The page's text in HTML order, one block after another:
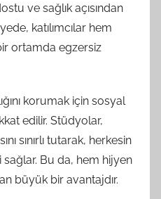
ve sağlık açısından
katılımcılar hem
ortamda egzersiz
korumak için sosyal
edilir. Stüdyolar,
sınırlı tutarak, herkesin
Bu da, hem hijyen
büyük bir avantajdır.